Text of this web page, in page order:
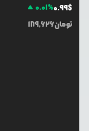
0.01%0.99$
189,626تومان